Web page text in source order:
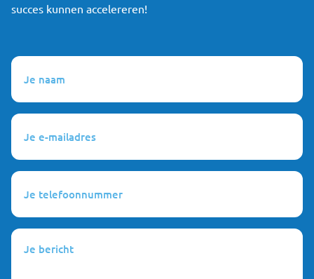
succes kunnen accelereren!
Je
naam
(Vereist)
Je
mailadres
(Vereist)
Je
telefoonnummer
(Vereist)
Je
bericht